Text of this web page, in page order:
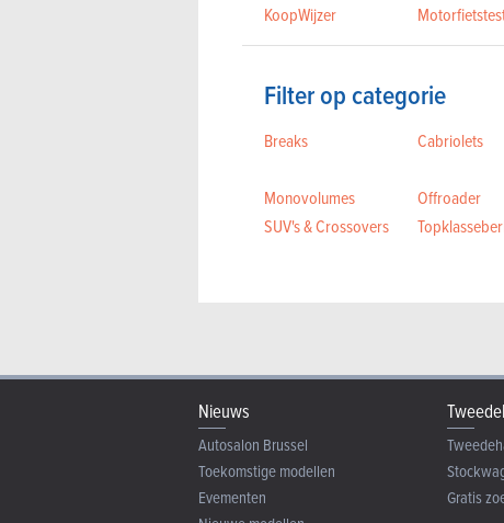
KoopWijzer
Filter op categorie
Breaks Cabriolets
Monovolumes
Offroader
SUV's & Crossovers
Nieuws
Autosalon Brussel
Toekomstige modellen
Evementen
Gratis